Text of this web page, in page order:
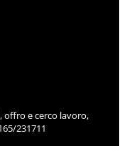
offro e cerco lavoro,
231711